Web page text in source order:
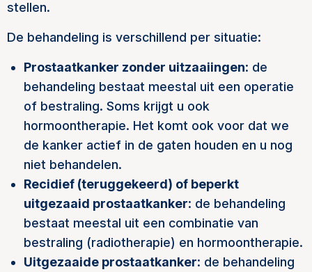
stellen.
De behandeling is verschillend per situatie:
Prostaatkanker zonder uitzaaiingen: de
behandeling bestaat meestal uit een operatie
of bestraling. Soms krijgt u ook
hormoontherapie. Het komt ook voor dat we
de kanker actief in de gaten houden en u nog
niet behandelen.
Recidief (teruggekeerd) of beperkt
uitgezaaid prostaatkanker: de behandeling
bestaat meestal uit een combinatie van
bestraling (radiotherapie) en hormoontherapie.
Uitgezaaide prostaatkanker: de behandeling